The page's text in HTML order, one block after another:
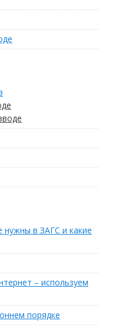
нужны в ЗАГС и какие
– используем
порядке